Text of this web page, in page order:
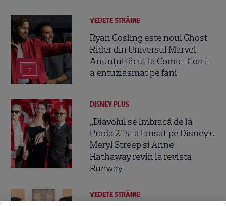
7
VEDETE STRĂINE
Ryan Gosling este noul Ghost
Rider din Universul Marvel.
Anunțul făcut la Comic-Con i-
a entuziasmat pe fani
DISNEY PLUS
„Diavolul se îmbracă de la
Prada 2” s-a lansat pe Disney+.
Meryl Streep și Anne
Hathaway revin la revista
Runway
VEDETE STRĂINE